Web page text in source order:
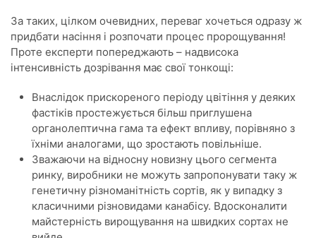
За таких, цілком очевидних, переваг хочеться одразу ж
придбати насіння і розпочати процес пророщування!
Проте експерти попереджають – надвисока
інтенсивність дозрівання має свої тонкощі:
Внаслідок прискореного періоду цвітіння у деяких
фастіків простежується більш приглушена
органолептична гама та ефект впливу, порівняно з
їхніми аналогами, що зростають повільніше.
Зважаючи на відносну новизну цього сегмента
ринку, виробники не можуть запропонувати таку ж
генетичну різноманітність сортів, як у випадку з
класичними різновидами канабісу. Вдосконалити
майстерність вирощування на швидких сортах не